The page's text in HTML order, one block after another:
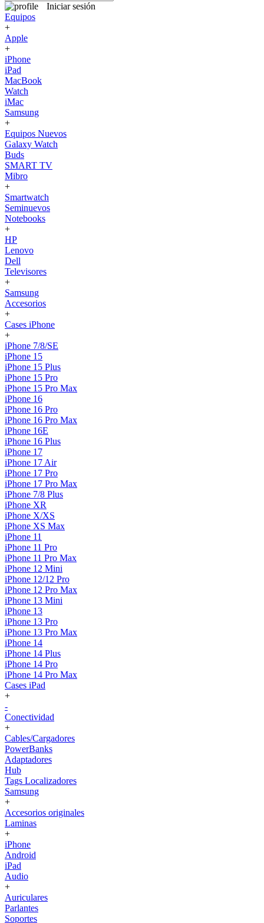
Iniciar sesión
Equipos
+
Apple
+
iPhone
iPad
MacBook
Watch
iMac
Samsung
+
Equipos Nuevos
Galaxy Watch
Buds
SMART TV
Mibro
+
Smartwatch
Seminuevos
Notebooks
+
HP
Lenovo
Dell
Televisores
+
Samsung
Accesorios
+
Cases iPhone
+
iPhone 7/8/SE
iPhone 15
iPhone 15 Plus
iPhone 15 Pro
iPhone 15 Pro Max
iPhone 16
iPhone 16 Pro
iPhone 16 Pro Max
iPhone 16E
iPhone 16 Plus
iPhone 17
iPhone 17 Air
iPhone 17 Pro
iPhone 17 Pro Max
iPhone 7/8 Plus
iPhone XR
iPhone X/XS
iPhone XS Max
iPhone 11
iPhone 11 Pro
iPhone 11 Pro Max
iPhone 12 Mini
iPhone 12/12 Pro
iPhone 12 Pro Max
iPhone 13 Mini
iPhone 13
iPhone 13 Pro
iPhone 13 Pro Max
iPhone 14
iPhone 14 Plus
iPhone 14 Pro
iPhone 14 Pro Max
Cases iPad
+
-
Conectividad
+
Cables/Cargadores
PowerBanks
Adaptadores
Hub
Tags Localizadores
Samsung
+
Accesorios originales
Laminas
+
iPhone
Android
iPad
Audio
+
Auriculares
Parlantes
Soportes